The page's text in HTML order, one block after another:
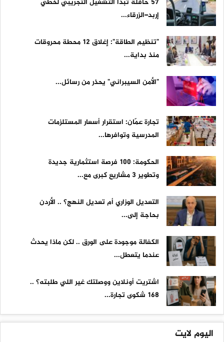
إربد–الزرقاء...
"تنظيم الطاقة": إغلاق 12 محطة محروقات
منذ بداية...
"الأمن السيبراني" يحذر من رسائل...
تجارة عمّان: استقرار أسعار المستلزمات
المدرسية وتوافرها...
الحكومة: 100 فرصة استثمارية جديدة
وتطوير 3 مشاريع كبرى مع...
التعديل الوزاري أم تعديل النهج؟ .. الأردن
بحاجة إلى...
الكفالة موجودة على الورق .. لكن ماذا يحدث
عندما يتعطل...
اشتريت أونلاين ووصلتك غير اللي طلبته؟ ..
168 شكوى تجارة...
اليوم لايت